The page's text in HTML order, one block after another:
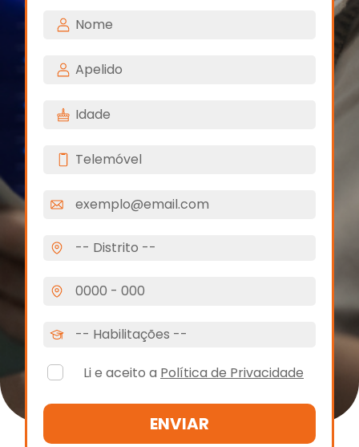
Li e aceito a Política de Privacidade